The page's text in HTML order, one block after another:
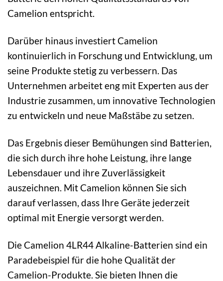
Camelion entspricht.
Darüber hinaus investiert Camelion
kontinuierlich in Forschung und Entwicklung, um
seine Produkte stetig zu verbessern. Das
Unternehmen arbeitet eng mit Experten aus der
Industrie zusammen, um innovative Technologien
zu entwickeln und neue Maßstäbe zu setzen.
Das Ergebnis dieser Bemühungen sind Batterien,
die sich durch ihre hohe Leistung, ihre lange
Lebensdauer und ihre Zuverlässigkeit
auszeichnen. Mit Camelion können Sie sich
darauf verlassen, dass Ihre Geräte jederzeit
optimal mit Energie versorgt werden.
Die Camelion 4LR44 Alkaline-Batterien sind ein
Paradebeispiel für die hohe Qualität der
Camelion-Produkte. Sie bieten Ihnen die